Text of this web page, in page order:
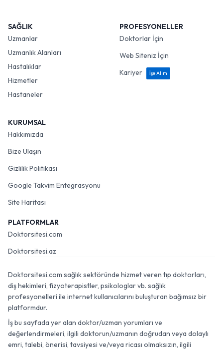
SAĞLIK
Uzmanlar
Uzmanlık Alanları
Hastalıklar
Hizmetler
Hastaneler
PROFESYONELLER
Doktorlar İçin
Web Siteniz İçin
Kariyer
İşe Alım
KURUMSAL
Hakkımızda
Bize Ulaşın
Gizlilik Politikası
Google Takvim Entegrasyonu
Site Haritası
PLATFORMLAR
Doktorsitesi.com
Doktorsitesi.az
Doktorsitesi.com sağlık sektöründe hizmet veren tıp doktorları,
diş hekimleri, fizyoterapistler, psikologlar vb. sağlık
profesyonelleri ile internet kullanıcılarını buluşturan bağımsız bir
platformdur.
İş bu sayfada yer alan doktor/uzman yorumları ve
değerlendirmeleri, ilgili doktorun/uzmanın doğrudan veya dolaylı
emri, talebi, önerisi, tavsiyesi ve/veya ricası olmaksızın, ilgili